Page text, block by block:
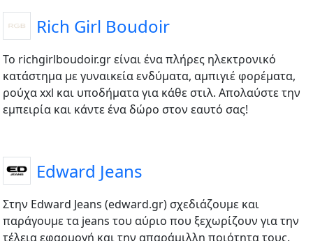
Rich Girl Boudoir
Το richgirlboudoir.gr είναι ένα πλήρες ηλεκτρονικό
κατάστημα με γυναικεία ενδύματα, αμπιγιέ φορέματα,
ρούχα xxl και υποδήματα για κάθε στιλ. Απολαύστε την
εμπειρία και κάντε ένα δώρο στον εαυτό σας!
Edward Jeans
Στην Edward Jeans (edward.gr) σχεδιάζουμε και
παράγουμε τα jeans του αύριο που ξεχωρίζουν για την
τέλεια εφαρμογή και την απαράμιλλη ποιότητα τους.